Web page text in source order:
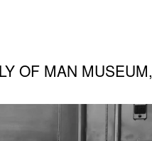
OF MAN MUSEUM,